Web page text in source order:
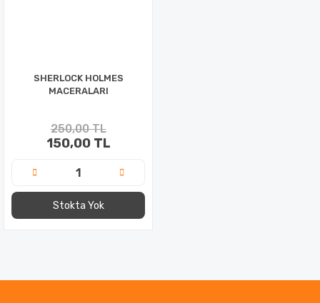
SHERLOCK HOLMES
MACERALARI
250,00 TL
150,00 TL
Stokta Yok